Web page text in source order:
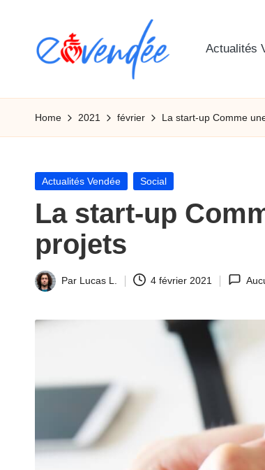
E
-
e
n
d
e
e
de
la
sorties,
tourismes,
activités
et
informations
Actualités
Home 2021 février La start-up Comme
Posted
Actualités Vendée Social
La start-up
projets
Ecrit
Par Lucas L. 4 février 2021